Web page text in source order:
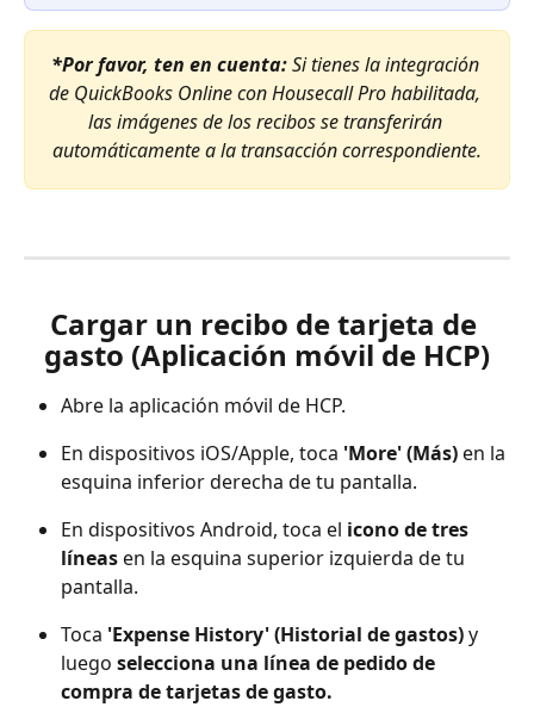
*Por favor, ten en cuenta: Si tienes la integración
de QuickBooks Online con Housecall Pro habilitada,
las imágenes de los recibos se transferirán
automáticamente a la transacción correspondiente.
Cargar un recibo de tarjeta de
gasto (Aplicación móvil de HCP)
Abre la aplicación móvil de HCP.
En dispositivos iOS/Apple, toca 'More' (Más) en la
esquina inferior derecha de tu pantalla.
En dispositivos Android, toca el icono de tres
líneas en la esquina superior izquierda de tu
pantalla.
Toca 'Expense History' (Historial de gastos) y
luego selecciona una línea de pedido de
compra de tarjetas de gasto.